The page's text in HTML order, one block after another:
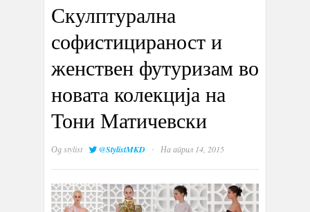
Скулптурална
софистицираност и
женствен футуризам во
новата колекција на
Тони Матичевски
Одstylist @StylistMKD · На април 14, 2015